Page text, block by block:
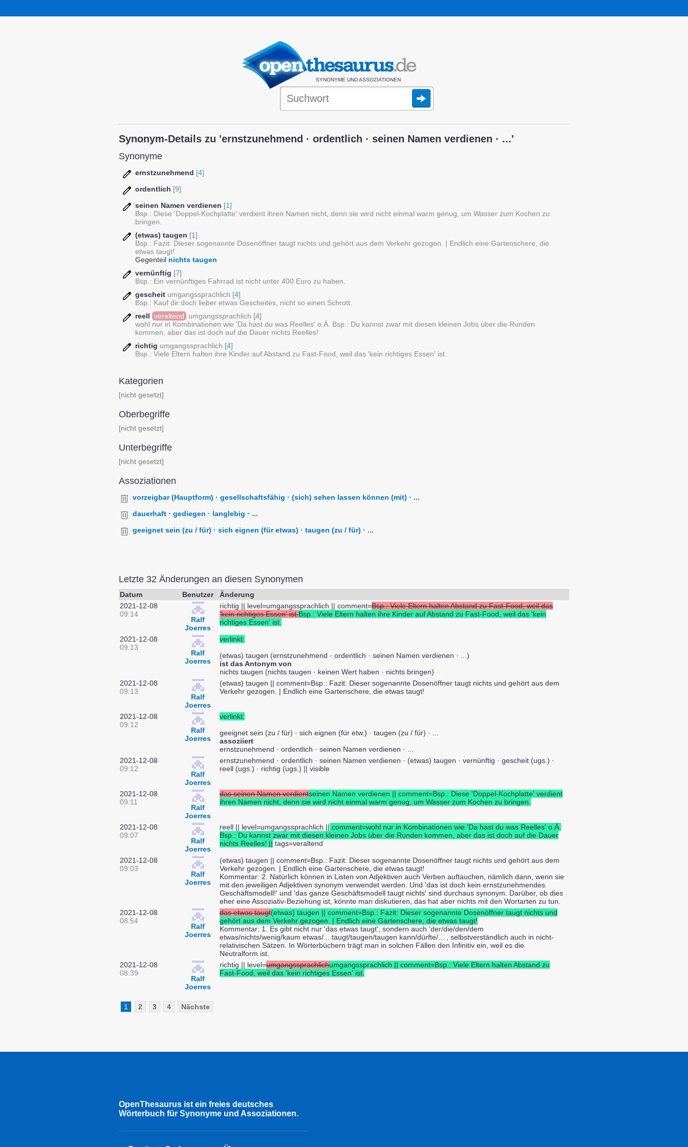
SYNONYME UND ASSOZIATIONEN
Synonym-Details zu 'ernstzunehmend · ordentlich · seinen Namen verdienen · ...'
Synonyme
ernstzunehmend [4]
ordentlich [9]
seinen Namen verdienen [1]
Bsp.: Diese 'Doppel-Kochplatte' verdient ihren Namen nicht, denn sie wird nicht einmal warm genug, um Wasser zum Kochen zu
bringen.
(etwas) taugen [1]
Bsp.: Fazit: Dieser sogenannte Dosenöffner taugt nichts und gehört aus dem Verkehr gezogen. | Endlich eine Gartenschere, die
etwas taugt!
Gegenteil nichts taugen
vernünftig [7]
Bsp.: Ein vernünftiges Fahrrad ist nicht unter 400 Euro zu haben.
gescheit umgangssprachlich [4]
Bsp.: Kauf dir doch lieber etwas Gescheites, nicht so einen Schrott.
reell veraltend umgangssprachlich [4]
wohl nur in Kombinationen wie 'Da hast du was Reelles' o.Ä. Bsp.: Du kannst zwar mit diesen kleinen Jobs über die Runden
kommen, aber das ist doch auf die Dauer nichts Reelles!
richtig umgangssprachlich [4]
Bsp.: Viele Eltern halten ihre Kinder auf Abstand zu Fast-Food, weil das 'kein richtiges Essen' ist.
Kategorien
[nicht gesetzt]
Oberbegriffe
[nicht gesetzt]
Unterbegriffe
[nicht gesetzt]
Assoziationen
vorzeigbar (Hauptform) · gesellschaftsfähig · (sich) sehen lassen können (mit) · ...
dauerhaft · gediegen · langlebig · ...
geeignet sein (zu / für) · sich eignen (für etwas) · taugen (zu / für) · ...
Letzte 32 Änderungen an diesen Synonymen
Datum Benutzer
Änderung
2021-12-08
09:14
Ralf
Joerres
richtig || level=umgangssprachlich || comment=Bsp.: Viele Eltern halten Abstand zu Fast-Food, weil das
'kein richtiges Essen' ist.Bsp.: Viele Eltern halten ihre Kinder auf Abstand zu Fast-Food, weil das 'kein
richtiges Essen' ist.
2021-12-08
09:13
Ralf
Joerres
verlinkt:
(etwas) taugen (ernstzunehmend · ordentlich · seinen Namen verdienen · ...)
ist das Antonym von
nichts taugen (nichts taugen · keinen Wert haben · nichts bringen)
2021-12-08
09:13
Ralf
Joerres
(etwas) taugen || comment=Bsp.: Fazit: Dieser sogenannte Dosenöffner taugt nichts und gehört aus dem
Verkehr gezogen. | Endlich eine Gartenschere, die etwas taugt!
2021-12-08
09:12
Ralf
Joerres
verlinkt:
geeignet sein (zu / für) · sich eignen (für etw.) · taugen (zu / für) · ...
assoziiert
ernstzunehmend · ordentlich · seinen Namen verdienen · ...
2021-12-08
09:12
Ralf
Joerres
ernstzunehmend · ordentlich · seinen Namen verdienen · (etwas) taugen · vernünftig · gescheit (ugs.) ·
reell (ugs.) · richtig (ugs.) || visible
2021-12-08
09:11
Ralf
Joerres
das seinen Namen verdientseinen Namen verdienen || comment=Bsp.: Diese 'Doppel-Kochplatte' verdient
ihren Namen nicht, denn sie wird nicht einmal warm genug, um Wasser zum Kochen zu bringen.
2021-12-08
09:07
Ralf
Joerres
reell || level=umgangssprachlich || comment=wohl nur in Kombinationen wie 'Da hast du was Reelles' o.Ä.
Bsp.: Du kannst zwar mit diesen kleinen Jobs über die Runden kommen, aber das ist doch auf die Dauer
nichts Reelles! || tags=veraltend
2021-12-08
09:03
Ralf
Joerres
(etwas) taugen || comment=Bsp.: Fazit: Dieser sogenannte Dosenöffner taugt nichts und gehört aus dem
Verkehr gezogen. | Endlich eine Gartenschere, die etwas taugt!
Kommentar: 2. Natürlich können in Listen von Adjektiven auch Verben auftauchen, nämlich dann, wenn sie
mit den jeweiligen Adjektiven synonym verwendet werden. Und 'das ist doch kein ernstzunehmendes
Geschäftsmodell!' und 'das ganze Geschäftsmodell taugt nichts' sind durchaus synonym. Darüber, ob dies
eher eine Assoziativ-Beziehung ist, könnte man diskutieren, das hat aber nichts mit den Wortarten zu tun.
2021-12-08
08:54
Ralf
Joerres
das etwas taugt(etwas) taugen || comment=Bsp.: Fazit: Dieser sogenannte Dosenöffner taugt nichts und
gehört aus dem Verkehr gezogen. | Endlich eine Gartenschere, die etwas taugt!
Kommentar: 1. Es gibt nicht nur 'das etwas taugt', sondern auch 'der/die/den/dem
etwas/nichts/wenig/kaum etwas/... taugt/taugen/taugen kann/dürfte/... , selbstverständlich auch in nicht-
relativischen Sätzen. In Wörterbüchern trägt man in solchen Fällen den Infinitiv ein, weil es die
Neutralform ist.
2021-12-08
08:39
Ralf
Joerres
richtig || level=umgangssprachlichumgangssprachlich || comment=Bsp.: Viele Eltern halten Abstand zu
Fast-Food, weil das 'kein richtiges Essen' ist.
1 2 3 4 Nächste
OpenThesaurus ist ein freies deutsches
Wörterbuch für Synonyme und Assoziationen.